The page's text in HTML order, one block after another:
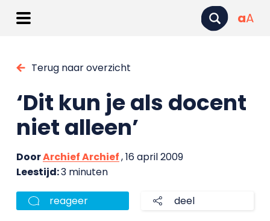
aA
Terug naar overzicht
‘Dit kun je als docent
niet alleen’
DoorArchief Archief, 16 april 2009
Leestijd:3 minuten
reageer deel